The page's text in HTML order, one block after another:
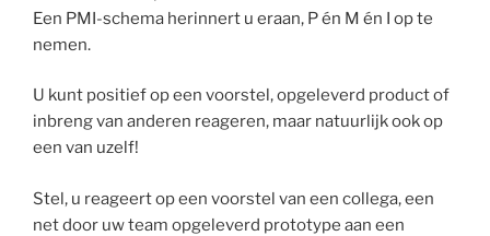
Een PMI-schema herinnert u eraan, P én M én I op te
nemen.
U kunt positief op een voorstel, opgeleverd product of
inbreng van anderen reageren, maar natuurlijk ook op
een van uzelf!
Stel, u reageert op een voorstel van een collega, een
net door uw team opgeleverd prototype aan een